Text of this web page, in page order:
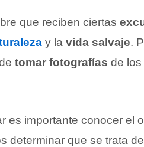
que reciben ciertas
y la vida salvaje.
tomar fotografías de los
es importante conocer el
determinar que se trata